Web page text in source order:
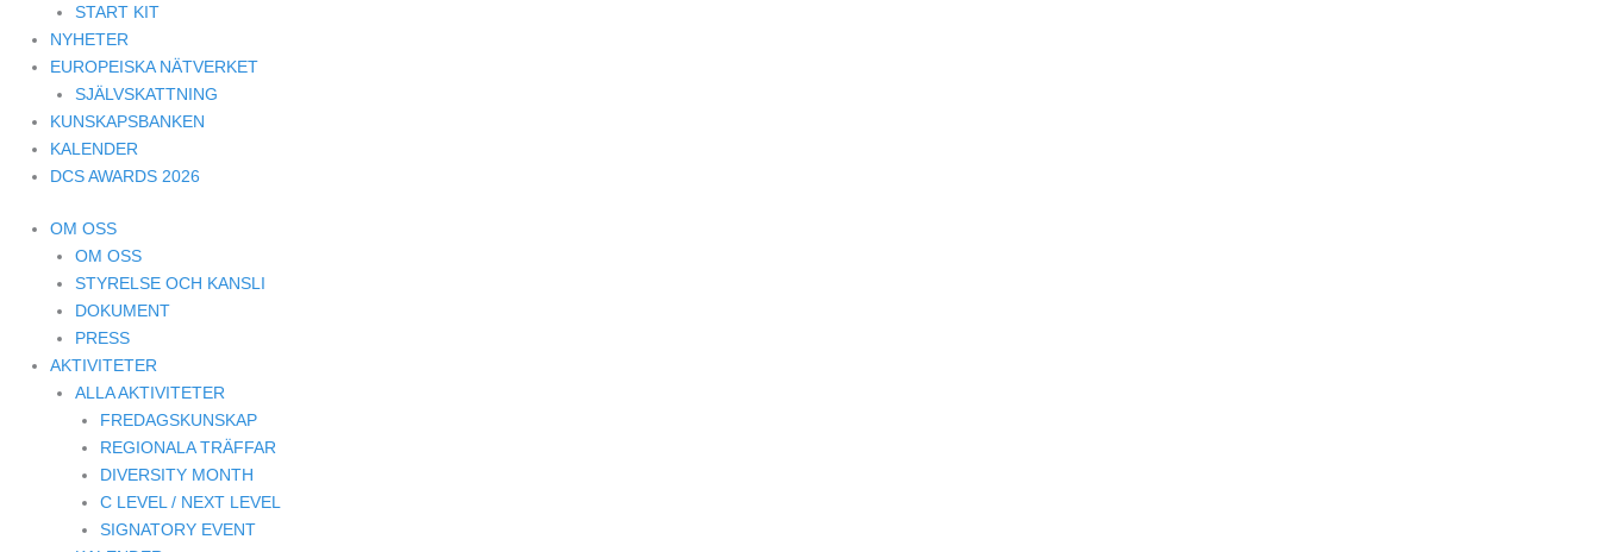
START KIT
NYHETER
EUROPEISKA NÄTVERKET
SJÄLVSKATTNING
KUNSKAPSBANKEN
KALENDER
DCS AWARDS 2026
OM OSS
OM OSS
STYRELSE OCH KANSLI
DOKUMENT
PRESS
AKTIVITETER
ALLA AKTIVITETER
FREDAGSKUNSKAP
REGIONALA TRÄFFAR
DIVERSITY MONTH
C LEVEL / NEXT LEVEL
SIGNATORY EVENT